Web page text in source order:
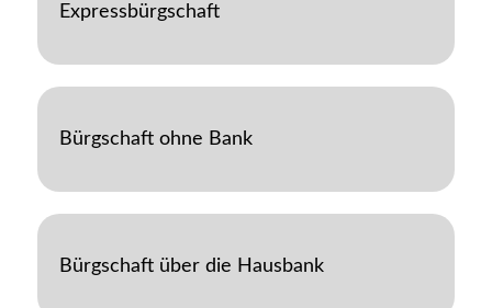
Expressbürgschaft
Bürgschaft ohne Bank
Bürgschaft über die Hausbank